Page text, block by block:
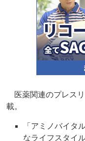
医薬関連のプレス
載。
「アミノバイタ
なライフスタイ